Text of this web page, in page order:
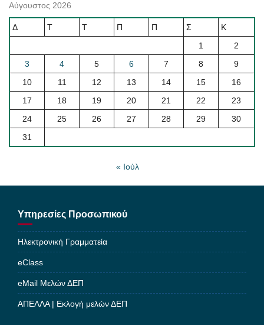
Αύγουστος 2026
Δ Τ Τ Π Π Σ
Κ
1
2
3
4 5 6 7 8
9
10
11 12 13 14 15
16
17
18 19 20 21 22
23
24
25 26 27 28 29
30
31
« Ιούλ
Υπηρεσίες Προσωπικού
Ηλεκτρονική Γραμματεία
eClass
eMail Μελών ΔΕΠ
ΑΠΕΛΛΑ | Εκλογή μελών ΔΕΠ